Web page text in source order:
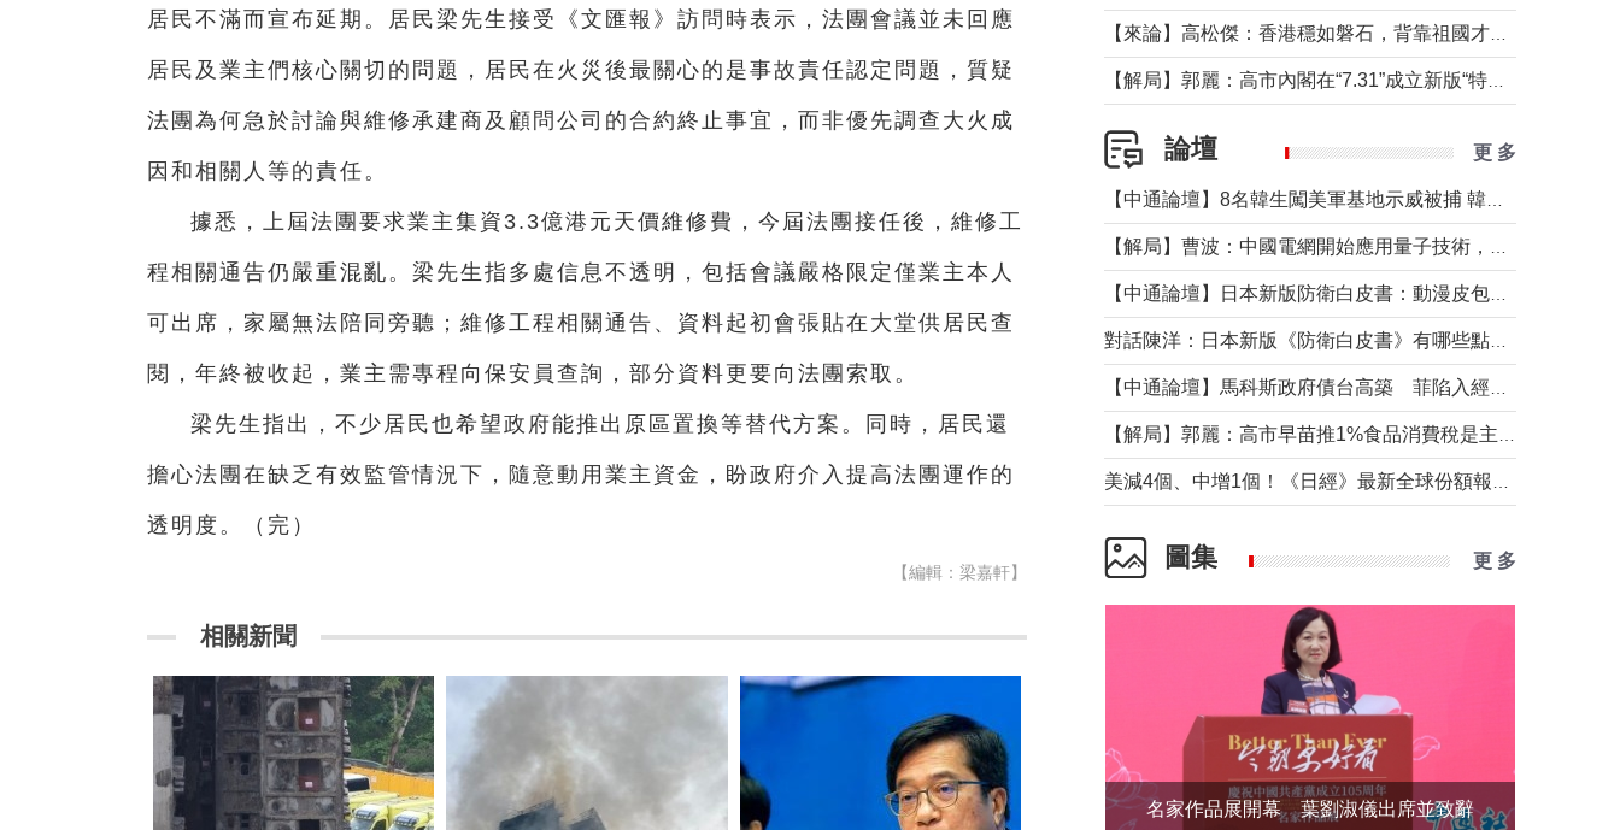
居民不滿而宣布延期。居民梁先生接受《文匯報》訪問時表示，法團會議並未回應
居民及業主們核心關切的問題，居民在火災後最關心的是事故責任認定問題，質疑
法團為何急於討論與維修承建商及顧問公司的合約終止事宜，而非優先調查大火成
因和相關人等的責任。
據悉，上屆法團要求業主集資3.3億港元天價維修費，今屆法團接任後，維修工
程相關通告仍嚴重混亂。 梁先生 指多處信息不透明，包括會議嚴格限定僅業主本人
可出席，家屬無法陪同旁聽；維修工程相關通告、資料起初會張貼在大堂供居民查
閱，年終被收起，業主需專程向保安員查詢，部分資料更要向法團索取。
梁先生指出，不少居民也希望政府能推出原區置換等替代方案。同時，居民還
擔心法團在缺乏有效監管情況下，隨意動用業主資金，盼政府介入提高法團運作的
透明度。（完）
【編輯：梁嘉軒】
相關新聞
論壇 更 多
圖集 更 多
名家作品展開幕 葉劉淑儀出席並致辭